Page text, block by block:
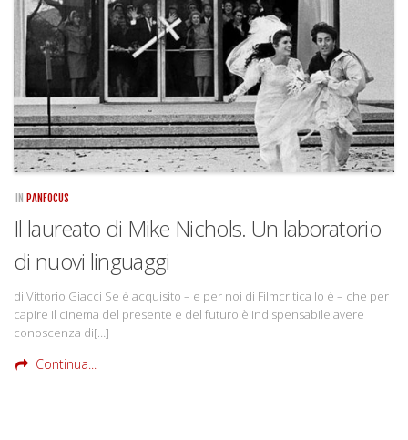
Copertine
Come eravamo
Mnemosyne
IN PANFOCUS
Il laureato di Mike Nichols. Un laboratorio
di nuovi linguaggi
di Vittorio Giacci Se è acquisito – e per noi di Filmcritica lo è – che per
capire il cinema del presente e del futuro è indispensabile avere
conoscenza di[…]
Continua...